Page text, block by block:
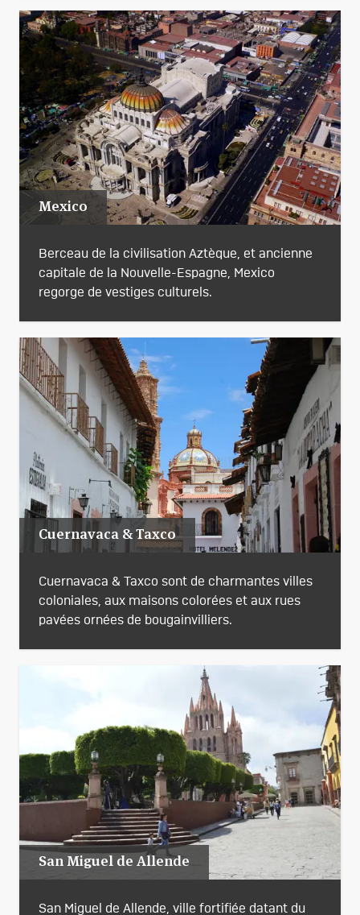
Mexico
Berceau de la civilisation Aztèque, et ancienne
capitale de la Nouvelle-Espagne, Mexico
regorge de vestiges culturels.
Cuernavaca & Taxco
Cuernavaca & Taxco sont de charmantes villes
coloniales, aux maisons colorées et aux rues
pavées ornées de bougainvilliers.
San Miguel de Allende
San Miguel de Allende, ville fortifiée datant du